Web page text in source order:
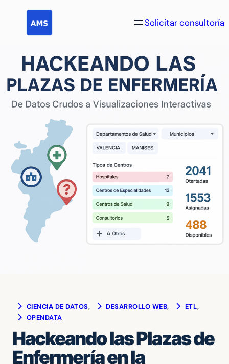
contenido
Solicitar consultoría
CIENCIA DE DATOS, DESARROLLO WEB, ETL
OPENDATA
Hackeando las Plazas de
Enfermería en la